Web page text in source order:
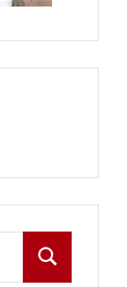
Buscar